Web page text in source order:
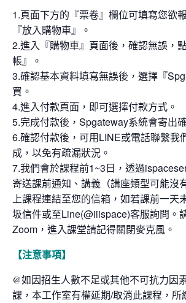
1.頁面下方的『票卷』欄位可填寫您欲
『放入購物車』。
2.進入『購物車』頁面後，確認無誤，
帳』。
3.確認基本資料填寫無誤後，選擇『
買。
4.進入付款頁面，即可選擇付款方式。
5.完成付款後，Spgateway系統會寄出
6.確認付款後，可用LINE或電話聯繫我
成，以免有疏漏狀況。
7.我們會於課程前1~3日，透過
寄送課前通知、講義（講座類型可能沒
上課程連結至您的信箱，如若課前一天
圾信件或至Line(@iiispace)客服詢問。
Zoom，進入課堂請記得關閉麥克風。
【注意事項】
@如因招生人數不足或其他不可抗力因
課，本工作室有權延期/取消此課程，所